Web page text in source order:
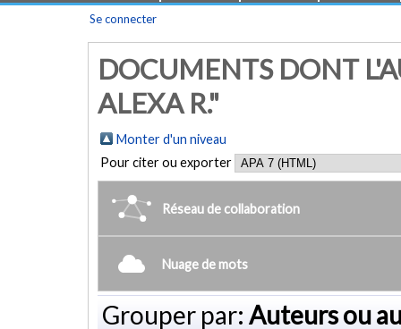
Se connecter
DOCUMENTS DONT
ALEXA R."
Monter d'un niveau
Pour citer ou exporter
Réseau de collaboration
Nuage de mots
Grouper par: Auteurs ou